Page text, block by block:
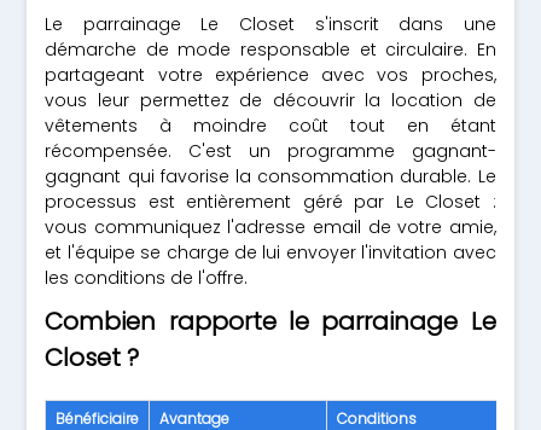
Le parrainage Le Closet s'inscrit dans une
démarche de mode responsable et circulaire. En
partageant votre expérience avec vos proches,
vous leur permettez de découvrir la location de
vêtements à moindre coût tout en étant
récompensée. C'est un programme gagnant-
gagnant qui favorise la consommation durable. Le
processus est entièrement géré par Le Closet :
vous communiquez l'adresse email de votre amie,
et l'équipe se charge de lui envoyer l'invitation avec
les conditions de l'offre.
Combien rapporte le parrainage Le
Closet ?
Bénéficiaire Avantage
Conditions